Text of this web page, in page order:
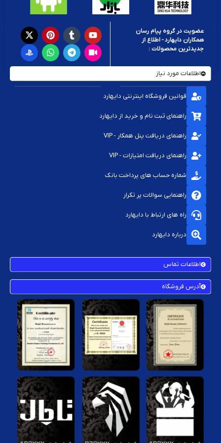
عضویت در گروه پیام رسان
همکاران دایهارد - اطلاع از
جدیدترین محصولات :
اطلاعات مورد نیاز
قوانین فروشگاه اینترنتی دایهارد
راهنمای ثبت نام و خرید از دایهارد
راهنمای دریافت پنل همکار - VIP
راهنمای دریافت امتیازات - VIP
شماره حساب های پرداخت بانک
راهنمایی سوالات پر تکرار
راه های ارتباط با دایهارد
درباره دایهارد
اطلاعات تماس
آدرس فروشگاه